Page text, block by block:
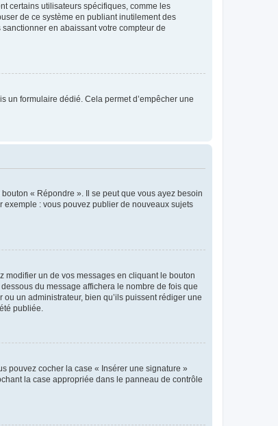
certains utilisateurs spécifiques, comme les
de ce système en publiant inutilement des
en abaissant votre compteur de
un formulaire dédié. Cela permet d’empêcher une
« Répondre ». Il se peut que vous ayez besoin
exemple : vous pouvez publier de nouveaux sujets
modifier un de vos messages en cliquant le bouton
du message affichera le nombre de fois que
ou un administrateur, bien qu’ils puissent rédiger une
publiée.
pouvez cocher la case « Insérer une signature »
la case appropriée dans le panneau de contrôle